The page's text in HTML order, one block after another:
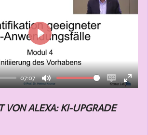
07:07
M
u
t
E
n
a
E
P
l
a
y
VON ALEXA: KI-UPGRADE